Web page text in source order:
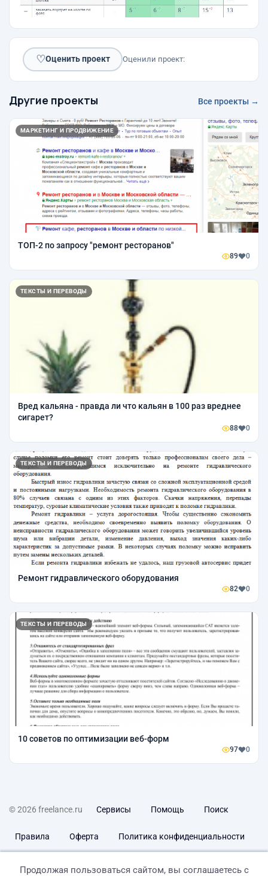
♡Оценить проект Оценили проект:
Другие проекты Все проекты →
МАРКЕТИНГ И ПРОДВИЖЕНИЕ
ТОП-2 по запросу "ремонт ресторанов"
89 0
ТЕКСТЫ И ПЕРЕВОДЫ
Вред кальяна - правда ли что кальян в 100 раз вреднее
сигарет?
88 0
ТЕКСТЫ И ПЕРЕВОДЫ
Ремонт гидравлического оборудования
82 0
ТЕКСТЫ И ПЕРЕВОДЫ
10 советов по оптимизации веб-форм
97 0
© 2026 freelance.ru Сервисы Помощь Поиск
Правила Оферта Политика конфиденциальности
Продолжая пользоваться сайтом, вы соглашаетесь с